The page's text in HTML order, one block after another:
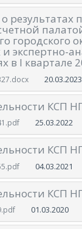
результатах
городского
экспертно-
в I квартале
20.03.2023
КСП
25.03.2022
КСП
04.03.2021
КСП
01.03.2020